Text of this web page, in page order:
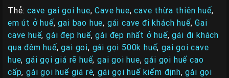
Thẻ: cave gai goi hue,Cave hue,cave thừa thiên huế,
em út ở huế,gai bao hue, gái cave đi khách huế,Gai
cave huế,gái đẹp huế,gái đẹp nhất ở huế,gái đi khách
qua đêm huế,gai goi, gái gọi 500k huế,gai goi cave
hue,gái gọi giá rẽ huế,gai goi hue,gái gọi huế cao
cấp,gái gọi huế giá rẽ,gái gọi huế kiểm định,gái gọi